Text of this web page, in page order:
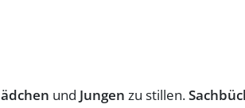
und Jungen zu stillen.